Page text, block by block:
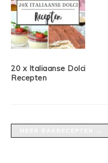
20 x Italiaanse Dolci
Recepten